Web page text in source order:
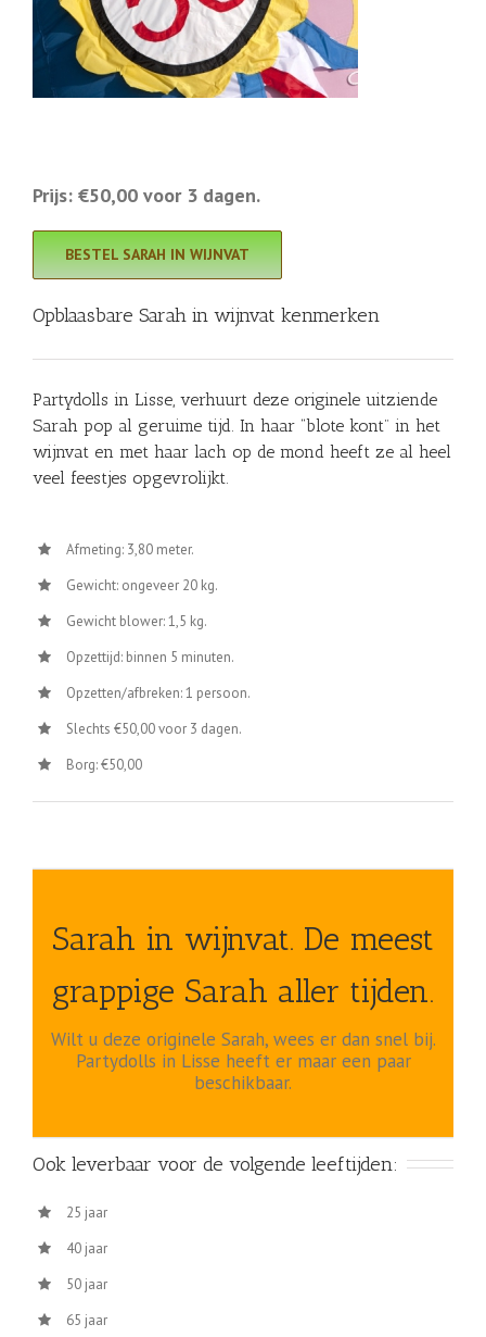
Prijs: €50,00 voor 3 dagen.
BESTEL SARAH IN WIJNVAT
Opblaasbare Sarah in wijnvat kenmerken
Partydolls in Lisse, verhuurt deze originele uitziende
Sarah pop al geruime tijd. In haar “blote kont” in het
wijnvat en met haar lach op de mond heeft ze al heel
veel feestjes opgevrolijkt.
Afmeting: 3,80 meter.
Gewicht: ongeveer 20 kg.
Gewicht blower: 1,5 kg.
Opzettijd: binnen 5 minuten.
Opzetten/afbreken: 1 persoon.
Slechts €50,00 voor 3 dagen.
Borg: €50,00
Sarah in wijnvat. De meest
grappige Sarah aller tijden.
Wilt u deze originele Sarah, wees er dan snel bij.
Partydolls in Lisse heeft er maar een paar
beschikbaar.
Ook leverbaar voor de volgende leeftijden:
25 jaar
40 jaar
50 jaar
65 jaar